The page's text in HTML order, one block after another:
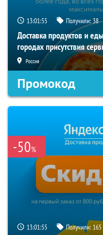
13:01:55 Получили:38
Доставка продуктов и
городах присутствия
Россия
Промокод
-50%
13:01:55 Получили: 165